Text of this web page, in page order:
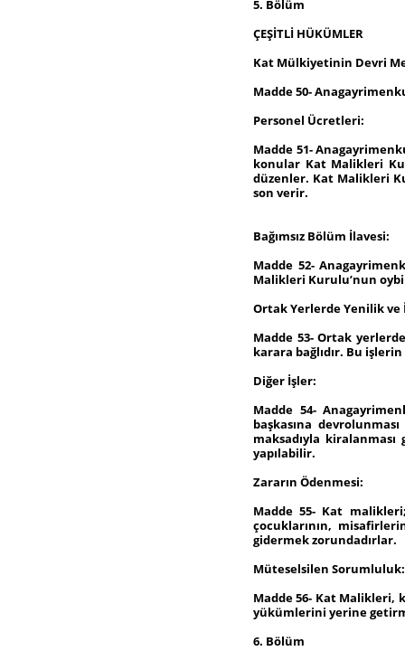
5. Bölüm
ÇEŞİTLİ HÜKÜMLER
Kat Mülkiyetinin Devri
Madde 50-
Personel Ücretleri:
Madde 51-
konular Kat Malikleri
düzenler. Kat Malikleri
son verir.
Bağımsız Bölüm İlavesi:
Madde 52-
Malikleri Kurulu’nun
Ortak Yerlerde Yenilik ve
Madde 53- Ortak
karara bağlıdır. Bu
Diğer İşler:
Madde 54-
başkasına
maksadıyla
yapılabilir.
Zararın Ödenmesi:
Madde 55- Kat
çocuklarının,
gidermek zorundadırlar.
Müteselsilen Sorumluluk:
Madde 56- Kat Malikleri,
yükümlerini yerine
6. Bölüm